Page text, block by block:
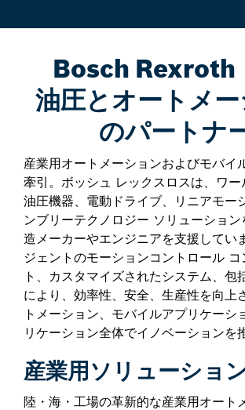
Bosch Rexroth
油圧とオートメ
のパートナ
産業用オートメーションおよびモバイ
牽引。ボッシュ レックスロスは、ワ
油圧機器、電動ドライブ、リニアモー
ンブリーテクノロジー ソリューショ
造メーカーやエンジニアを支援してい
ジェントのモーションコントロール コ
ト、カスタマイズされたシステム、包
により、効率性、安全、生産性を向上
トメーション、モバイルアプリケーシ
リケーション全体でイノベーションを
産業用ソリューショ
陸・海・工場の革新的な産業用オート